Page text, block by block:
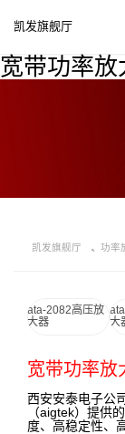
宽带功率
凯发旗舰厅
凯发旗舰厅 功率
ata-2082高压放
大器
大
宽带功率放
西安安泰电子公
（aigtek）提供
度、高稳定性、